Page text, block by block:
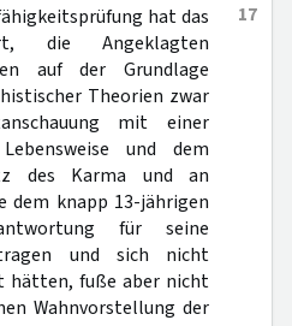
17
hat das
die Angeklagten
auf der Grundlage
Theorien zwar
mit einer
und dem
des Karma und an
dem knapp 13-jährigen
für seine
und sich nicht
hätten, fuße aber nicht
Wahnvorstellung der